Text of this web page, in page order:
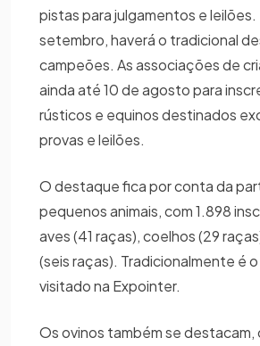
pistas para julgamentos e leilões.
setembro, haverá o tradicional
campeões. As associações de
ainda até 10 de agosto para
rústicos e equinos destinados
provas e leilões.
O destaque fica por conta da
pequenos animais, com 1.898
aves (41 raças), coelhos (29
(seis raças). Tradicionalmente é
visitado na Expointer.
Os ovinos também se destacam,